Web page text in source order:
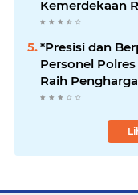
Kemerdekaan
*Presisi dan
Personel
Raih
dari Kapolda